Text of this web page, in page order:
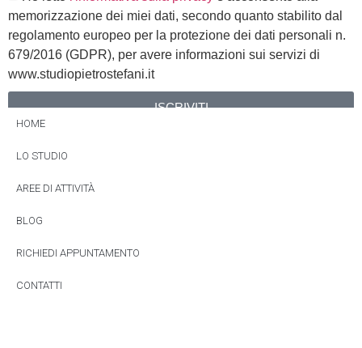
memorizzazione dei miei dati, secondo quanto stabilito dal
regolamento europeo per la protezione dei dati personali n.
679/2016 (GDPR), per avere informazioni sui servizi di
www.studiopietrostefani.it
ISCRIVITI
HOME
LO STUDIO
AREE DI ATTIVITÀ
BLOG
RICHIEDI APPUNTAMENTO
CONTATTI